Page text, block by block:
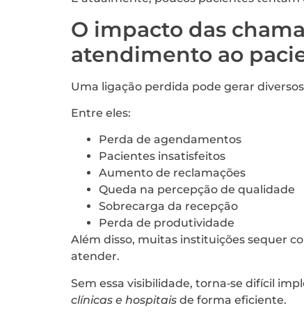
O impacto das
atendimento ao
Uma ligação perdida pode gerar
Entre eles:
Perda de agendamentos
Pacientes insatisfeitos
Aumento de reclamações
Queda na percepção de qualidade
Sobrecarga da recepção
Perda de produtividade
Além disso, muitas instituições sequer
atender.
Sem essa visibilidade, torna‑se difícil
clínicas e hospitais de forma eficiente.